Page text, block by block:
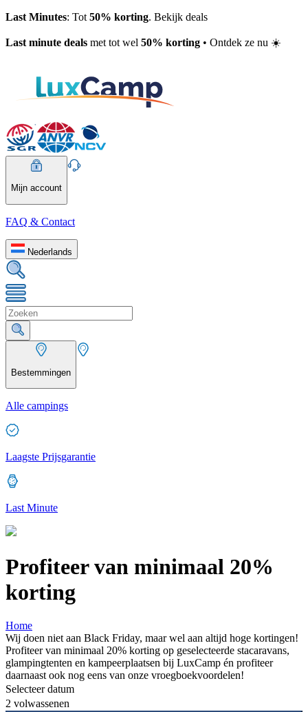
Last Minutes: Tot 50% korting. Bekijk deals
Last minute deals met tot wel 50% korting • Ontdek ze nu ☀️
Mijn account
FAQ & Contact
Nederlands
Bestemmingen
Alle campings
Laagste Prijsgarantie
Last Minute
Profiteer van minimaal 20%
korting
Home
Wij doen niet aan Black Friday, maar wel aan altijd hoge kortingen!
Profiteer van minimaal 20% korting op geselecteerde stacaravans,
glampingtenten en kampeerplaatsen bij LuxCamp én profiteer
daarnaast ook nog eens van onze vroegboekvoordelen!
Selecteer datum
2 volwassenen